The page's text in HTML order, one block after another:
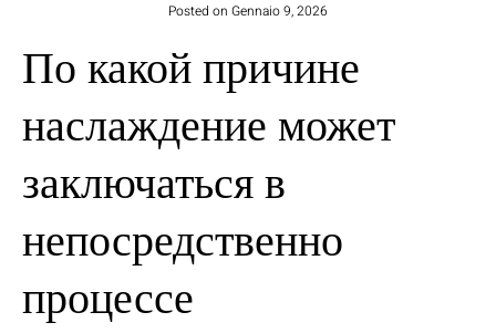
Posted on Gennaio 9, 2026
По какой причине
наслаждение может
заключаться в
непосредственно
процессе